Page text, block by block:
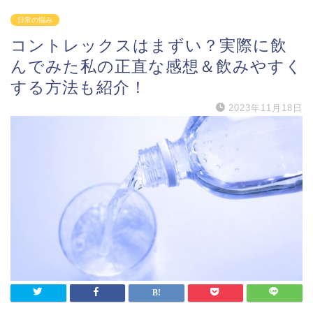
日常の悩み
コントレックスはまずい？実際に飲
んでみた私の正直な感想＆飲みやすく
する方法も紹介！
2023年11月18日